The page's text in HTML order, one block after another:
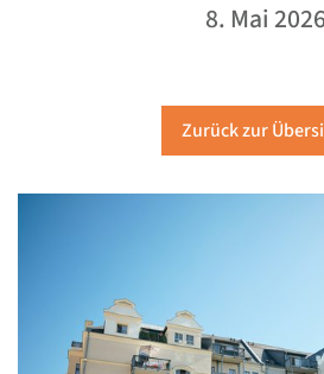
8. Mai 2026
Zurück zur